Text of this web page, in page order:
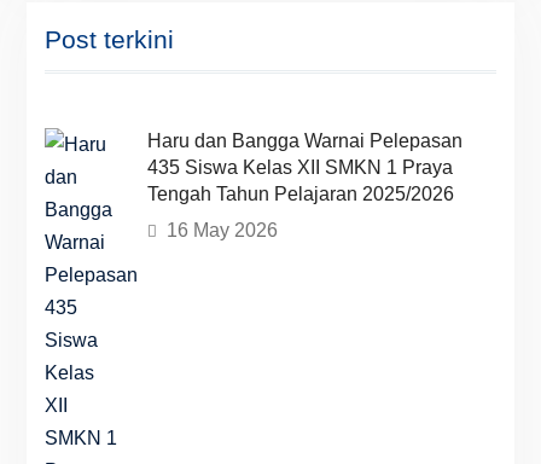
Post terkini
Haru dan Bangga Warnai Pelepasan
435 Siswa Kelas XII SMKN 1 Praya
Tengah Tahun Pelajaran 2025/2026
16 May 2026